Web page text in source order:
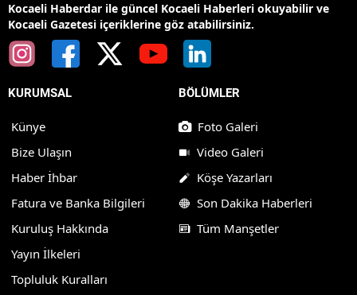
Kocaeli Haberdar ile güncel Kocaeli Haberleri okuyabilir ve
Kocaeli Gazetesi içeriklerine göz atabilirsiniz.
KURUMSAL
Künye
Bize Ulaşın
Haber İhbar
Fatura ve Banka Bilgileri
Kuruluş Hakkında
Yayın İlkeleri
Topluluk Kuralları
BÖLÜMLER
Foto Galeri
Video Galeri
Köşe Yazarları
Son Dakika Haberleri
Tüm Manşetler